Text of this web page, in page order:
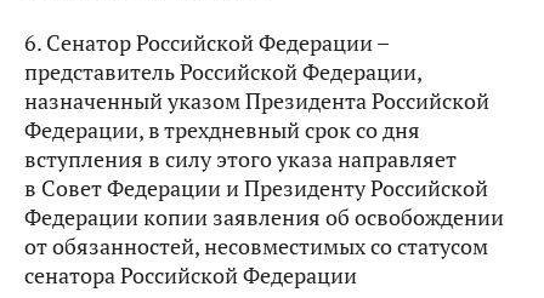
6. Сенатор Российской Федерации –
представитель Российской Федерации,
назначенный указом Президента Российской
Федерации, в трехдневный срок со дня
вступления в силу этого указа направляет
в Совет Федерации и Президенту Российской
Федерации копии заявления об освобождении
от обязанностей, несовместимых со статусом
сенатора Российской Федерации